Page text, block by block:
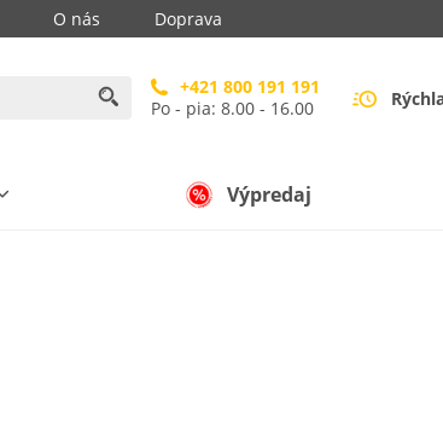
O nás Doprava
+421 800 191 191
Po - pia: 8.00 - 16.00
Výpredaj